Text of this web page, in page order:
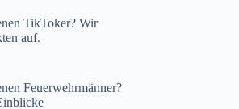
TikToker? Wir
auf.
Feuerwehrmänner?